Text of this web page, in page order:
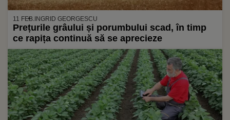
11 FEB. INGRID GEORGESCU
Prețurile grâului și porumbului scad, în timp
ce rapița continuă să se aprecieze